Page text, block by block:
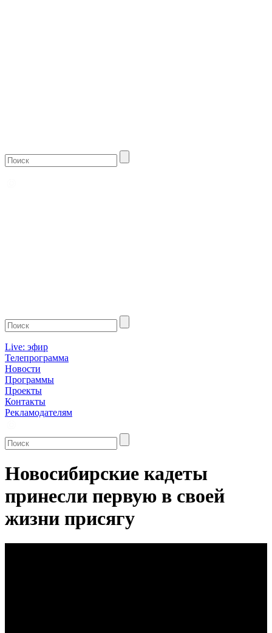
Live: эфир
Телепрограмма
Новости
Программы
Проекты
Контакты
Рекламодателям
Новосибирские кадеты
принесли первую в своей
жизни присягу